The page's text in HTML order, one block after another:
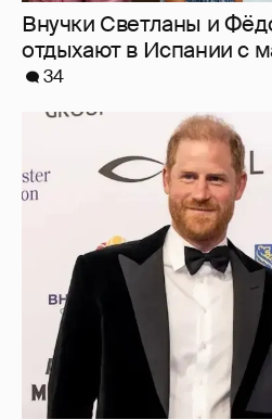
Меган Маркл и принц
в Канаде